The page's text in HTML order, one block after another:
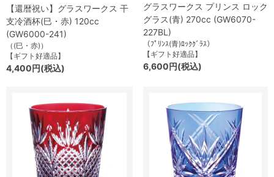
【還暦祝い】グラスワークス 干
支冷酒杯(巳・赤) 120cc
(GW6000-241)
（(巳・赤)）
【ギフト好適品】
4,400円(税込)
グラスワークス プリンス ロック
グラス(青) 270cc (GW6070-
227BL)
（ﾌﾟﾘﾝｽ(青)ﾛｯｸｸﾞﾗｽ）
【ギフト好適品】
6,600円(税込)